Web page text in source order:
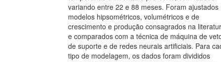
variando entre 22 e 88 meses. Foram ajustados
modelos hipsométricos, volumétricos e de
crescimento e produção consagrados na
e comparados com a técnica de máquina de
de suporte e de redes neurais artificiais. Para
tipo de modelagem, os dados foram divididos